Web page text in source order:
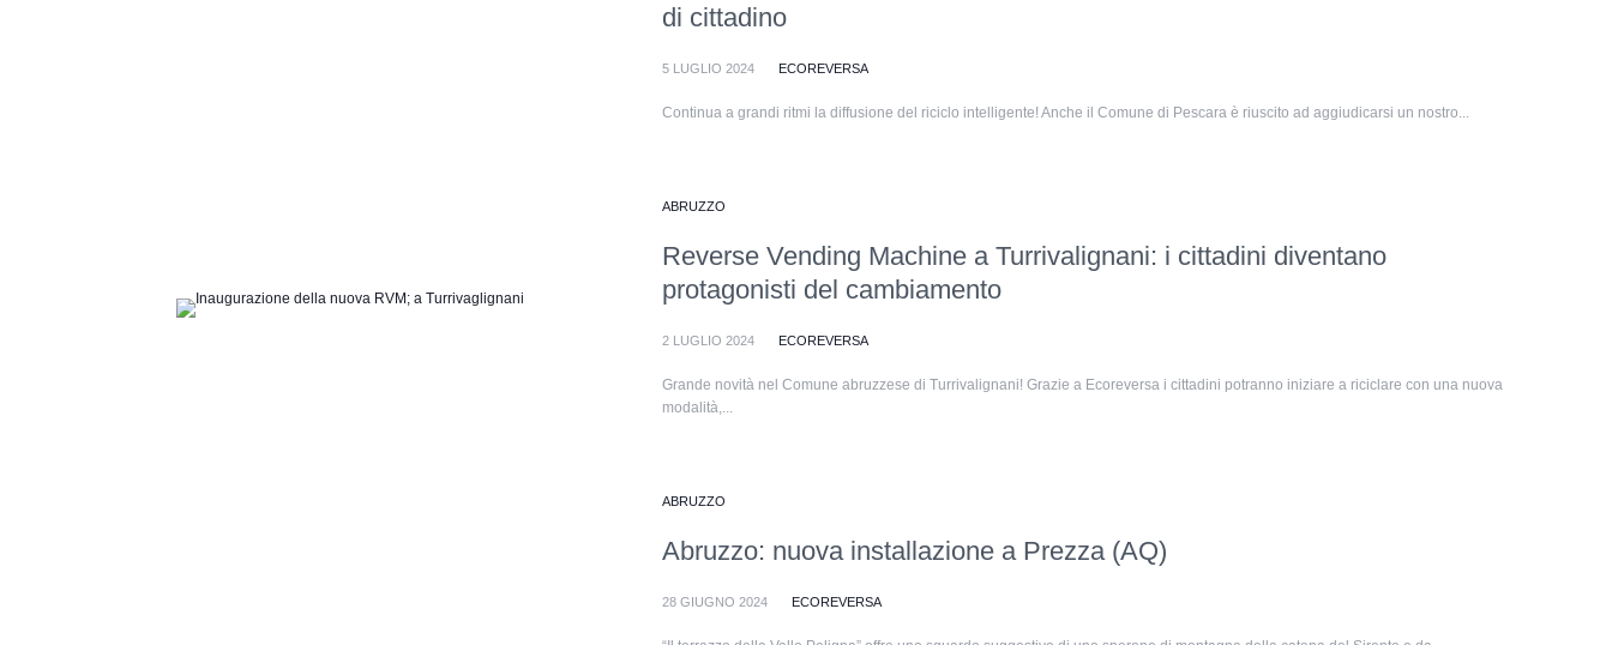
di cittadino
5 LUGLIO 2024 ECOREVERSA
Continua a grandi ritmi la diffusione del riciclo intelligente! Anche il Comune di Pescara è riuscito ad aggiudicarsi un nostro...
ABRUZZO
Reverse Vending Machine a Turrivalignani: i cittadini diventano
protagonisti del cambiamento
2 LUGLIO 2024 ECOREVERSA
Grande novità nel Comune abruzzese di Turrivalignani! Grazie a Ecoreversa i cittadini potranno iniziare a riciclare con una nuova
modalità,...
ABRUZZO
Abruzzo: nuova installazione a Prezza (AQ)
28 GIUGNO 2024 ECOREVERSA